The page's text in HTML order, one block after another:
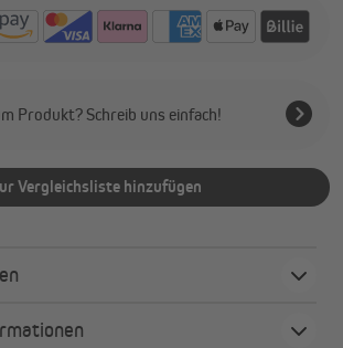
Produkt? Schreib uns einfach!
Vergleichsliste hinzufügen